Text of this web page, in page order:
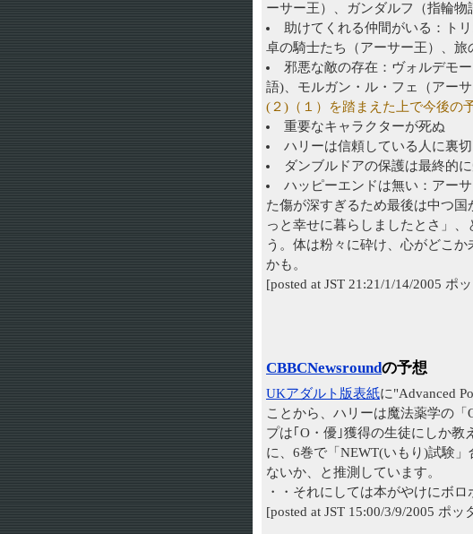
ーサー王）、ガンダルフ（指輪物
助けてくれる仲間がいる：ト
卓の騎士たち（アーサー王）、旅
邪悪な敵の存在：ヴォルデモ
語)、モルガン・ル・フェ（アーサ
(２)（１）を踏まえた上で今後の
重要なキャラクターが死ぬ
ハリーは信頼している人に裏
ダンブルドアの保護は最終的
ハッピーエンドは無い：アー
た傷が深すぎるため最後は中つ
っと幸せに暮らしましたとさ」
う。体は粉々に砕け、心がどこ
かも。
[posted at JST 21:21/1/14/2005 ポ
CBBCNewsroundの予想
UKアダルト版表紙に"Advanced
ことから、ハリーは魔法薬学の
プは｢O・優｣獲得の生徒にしか教
に、6巻で「NEWT(いもり)試験
ないか、と推測しています。
・・それにしては本がやけにボ
[posted at JST 15:00/3/9/2005 ポ